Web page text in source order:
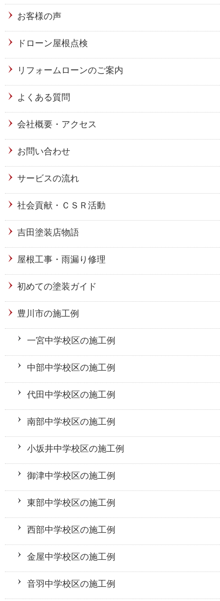
お客様の声
ドローン屋根点検
リフォームローンのご案内
よくある質問
会社概要・アクセス
お問い合わせ
サービスの流れ
社会貢献・ＣＳＲ活動
吉田塗装店物語
屋根工事・雨漏り修理
初めての塗装ガイド
豊川市の施工例
一宮中学校区の施工例
中部中学校区の施工例
代田中学校区の施工例
南部中学校区の施工例
小坂井中学校区の施工例
御津中学校区の施工例
東部中学校区の施工例
西部中学校区の施工例
金屋中学校区の施工例
音羽中学校区の施工例